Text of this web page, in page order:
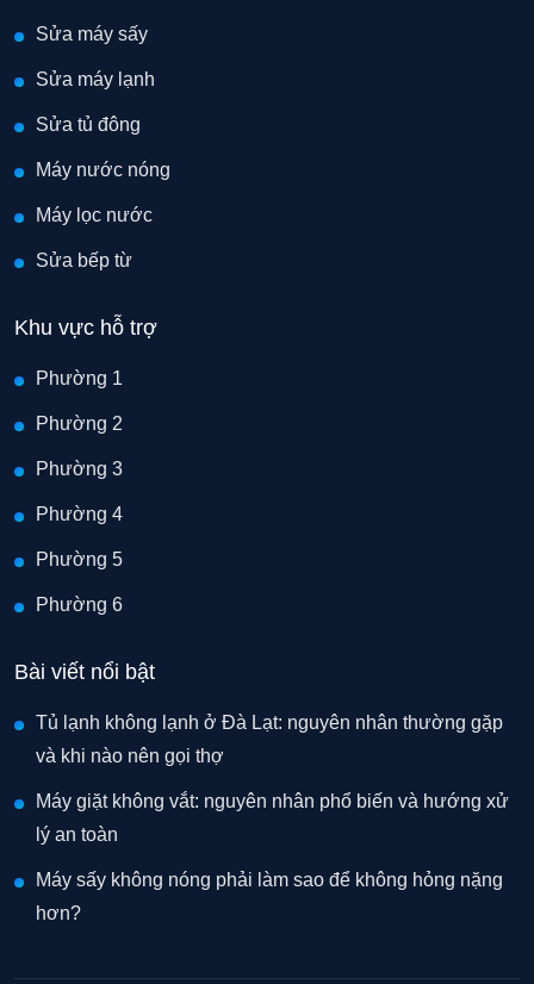
Sửa máy sấy
Sửa máy lạnh
Sửa tủ đông
Máy nước nóng
Máy lọc nước
Sửa bếp từ
Khu vực hỗ trợ
Phường 1
Phường 2
Phường 3
Phường 4
Phường 5
Phường 6
Bài viết nổi bật
Tủ lạnh không lạnh ở Đà Lạt: nguyên nhân thường gặp
và khi nào nên gọi thợ
Máy giặt không vắt: nguyên nhân phổ biến và hướng xử
lý an toàn
Máy sấy không nóng phải làm sao để không hỏng nặng
hơn?